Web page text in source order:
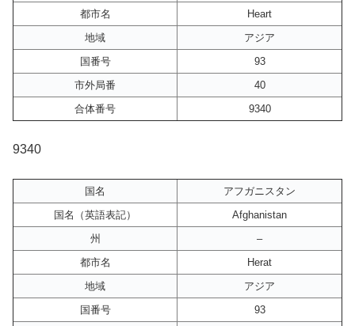
都市名
Heart
地域
アジア
国番号
93
市外局番
40
合体番号
9340
9340
国名
アフガニスタン
国名（英語表記）
Afghanistan
州
–
都市名
Herat
地域
アジア
国番号
93